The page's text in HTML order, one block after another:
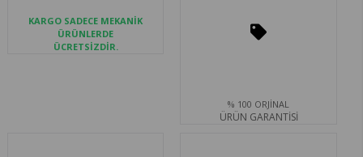
KARGO SADECE MEKANİK
ÜRÜNLERDE
ÜCRETSİZDİR.
% 100 ORJİNAL
ÜRÜN GARANTİSİ